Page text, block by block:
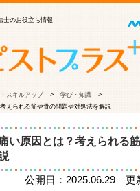
士のお役立ち情報
スキルアップ
学び・知識
えられる筋や骨の問題や対処法を解説
い原因とは？考えられる
公開日：2025.06.29 更